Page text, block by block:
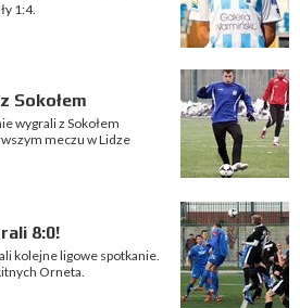
1:4.
Sokołem
wygrali z Sokołem
meczu w Lidze
8:0!
kolejne ligowe spotkanie.
Orneta.